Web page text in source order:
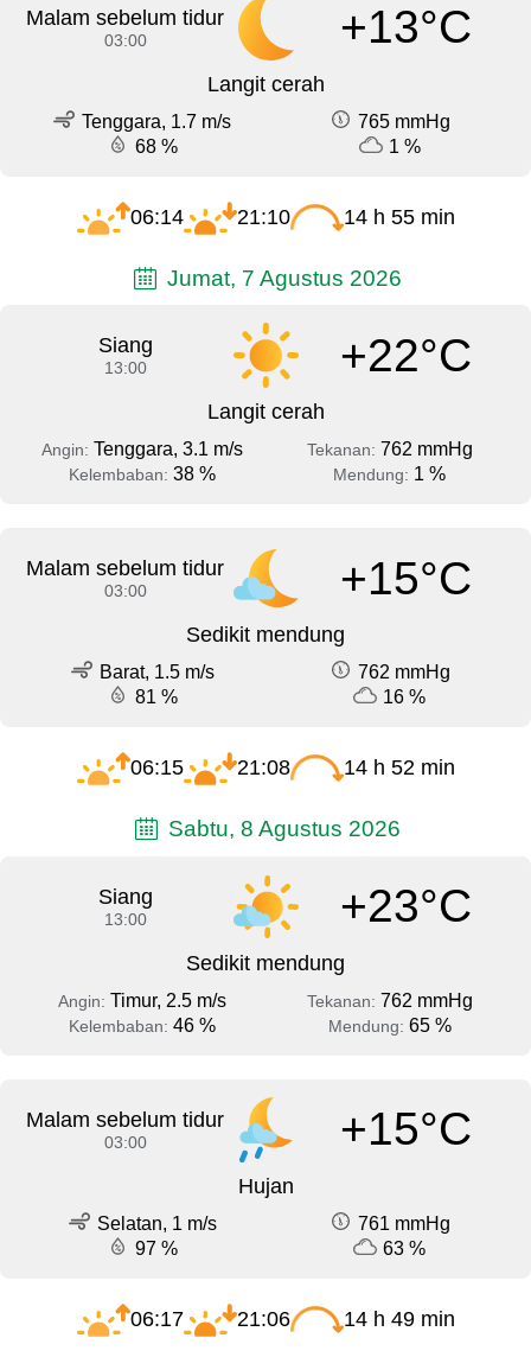
Malam sebelum tidur
03:00 +13°C
Langit cerah
Tenggara, 1.7 m/s
765 mmHg
68 %
1 %
06:14 21:10 14 h 55 min
Jumat, 7 Agustus 2026
Siang
13:00 +22°C
Langit cerah
Angin: Tenggara, 3.1 m/s Tekanan: 762 mmHg
Kelembaban: 38 % Mendung: 1 %
Malam sebelum tidur
03:00 +15°C
Sedikit mendung
Barat, 1.5 m/s
762 mmHg
81 %
16 %
06:15 21:08 14 h 52 min
Sabtu, 8 Agustus 2026
Siang
13:00 +23°C
Sedikit mendung
Angin: Timur, 2.5 m/s Tekanan: 762 mmHg
Kelembaban: 46 % Mendung: 65 %
Malam sebelum tidur
03:00 +15°C
Hujan
Selatan, 1 m/s
761 mmHg
97 %
63 %
06:17 21:06 14 h 49 min